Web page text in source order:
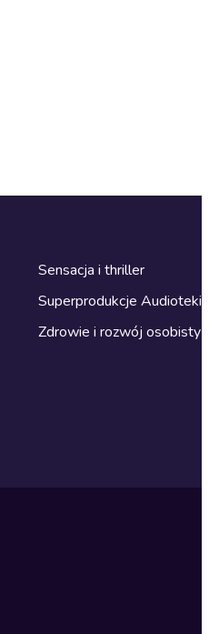
Sensacja i thriller
Superprodukcje Audioteki
Zdrowie i rozwój osobisty